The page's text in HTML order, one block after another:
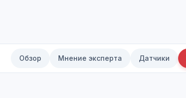
Обзор Мнение эксперта Датчики